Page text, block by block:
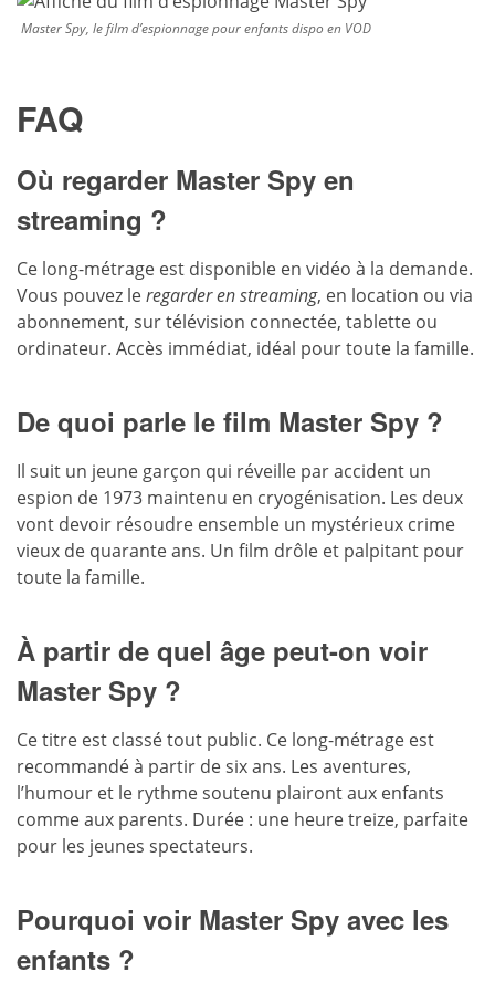
Master Spy, le film d’espionnage pour enfants dispo en VOD
FAQ
Où regarder Master Spy en
streaming ?
Ce long-métrage est disponible en vidéo à la demande.
Vous pouvez leregarder en streaming, en location ou via
abonnement, sur télévision connectée, tablette ou
ordinateur. Accès immédiat, idéal pour toute la famille.
De quoi parle le film Master Spy ?
Il suit un jeune garçon qui réveille par accident un
espion de 1973 maintenu en cryogénisation. Les deux
vont devoir résoudre ensemble un mystérieux crime
vieux de quarante ans. Un film drôle et palpitant pour
toute la famille.
À partir de quel âge peut-on voir
Master Spy ?
Ce titre est classé tout public. Ce long-métrage est
recommandé à partir de six ans. Les aventures,
l’humour et le rythme soutenu plairont aux enfants
comme aux parents. Durée : une heure treize, parfaite
pour les jeunes spectateurs.
Pourquoi voir Master Spy avec les
enfants ?